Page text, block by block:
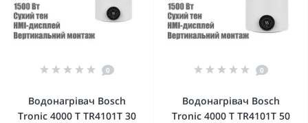
0
Водонагрівач Bosch
Tronic 4000 T TR4101T 30
0
Водонагрівач Bosch
Tronic 4000 T TR4101T 50